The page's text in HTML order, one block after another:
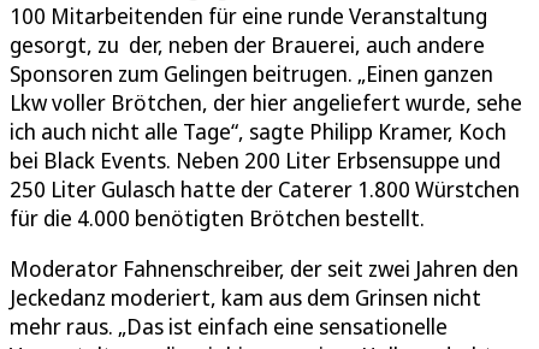
100 Mitarbeitenden für eine runde Veranstaltung
gesorgt, zu der, neben der Brauerei, auch andere
Sponsoren zum Gelingen beitrugen. „Einen ganzen
Lkw voller Brötchen, der hier angeliefert wurde, sehe
ich auch nicht alle Tage“, sagte Philipp Kramer, Koch
bei Black Events. Neben 200 Liter Erbsensuppe und
250 Liter Gulasch hatte der Caterer 1.800 Würstchen
für die 4.000 benötigten Brötchen bestellt.
Moderator Fahnenschreiber, der seit zwei Jahren den
Jeckedanz moderiert, kam aus dem Grinsen nicht
mehr raus. „Das ist einfach eine sensationelle